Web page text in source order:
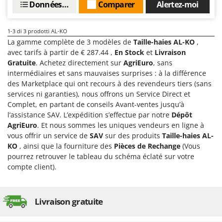
Groupes électrogènes
H
Haches - Cognées et Hachettes
Hachoirs à viande
Herses à Dents
Herses Rotatives
L
Lames à neige
Lames niveleuses pour tracteur
Lave-vitres
Lieuses électriques pour vignes
M
Machines à pâtes
Edilmark
Effeuno
Einhell
Elegen
Energy Gruppi
Enotecnica Pillan
Eschenfelder
EuroMech
Eurosystems
Fama Industrie
Alertez-moi
Comparer
Données techniques
1-3 di 3 prodotti AL-KO
La gamme complète de 3 modèles de Taille-haies AL-KO ,
avec tarifs à partir de € 287.44 , En Stock et Livraison
Gratuite. Achetez directement sur AgriEuro, sans
intermédiaires et sans mauvaises surprises : à la différence
des Marketplace qui ont recours à des revendeurs tiers (sans
services ni garanties), nous offrons un Service Direct et
Complet, en partant de conseils Avant-ventes jusqu’à
l’assistance SAV. L’expédition s’effectue par notre Dépôt
AgriEuro. Et nous sommes les uniques vendeurs en ligne à
vous offrir un service de SAV sur des produits Taille-haies AL-
KO , ainsi que la fourniture des Pièces de Rechange (Vous
pourrez retrouver le tableau du schéma éclaté sur votre
compte client).
Livraison gratuite